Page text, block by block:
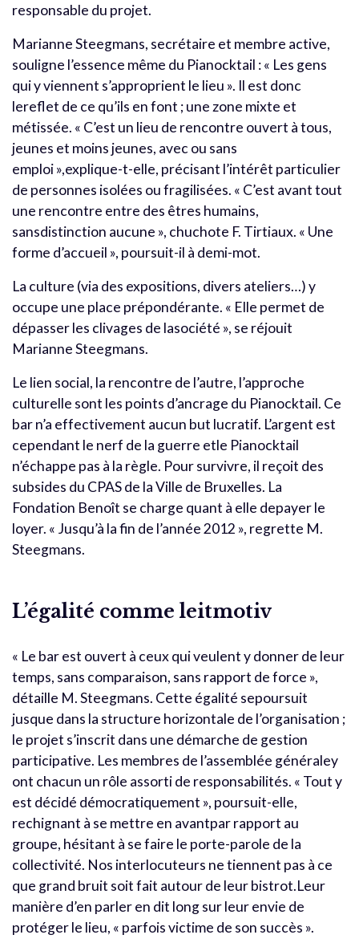
responsable du projet.
Marianne Steegmans, secrétaire et membre active,
souligne l’essence même du Pianocktail : « Les gens
qui y viennent s’approprient le lieu ». Il est donc
lereflet de ce qu’ils en font ; une zone mixte et
métissée. « C’est un lieu de rencontre ouvert à tous,
jeunes et moins jeunes, avec ou sans
emploi »,explique-t-elle, précisant l’intérêt particulier
de personnes isolées ou fragilisées. « C’est avant tout
une rencontre entre des êtres humains,
sansdistinction aucune », chuchote F. Tirtiaux. « Une
forme d’accueil », poursuit-il à demi-mot.
La culture (via des expositions, divers ateliers…) y
occupe une place prépondérante. « Elle permet de
dépasser les clivages de lasociété », se réjouit
Marianne Steegmans.
Le lien social, la rencontre de l’autre, l’approche
culturelle sont les points d’ancrage du Pianocktail. Ce
bar n’a effectivement aucun but lucratif. L’argent est
cependant le nerf de la guerre etle Pianocktail
n’échappe pas à la règle. Pour survivre, il reçoit des
subsides du CPAS de la Ville de Bruxelles. La
Fondation Benoît se charge quant à elle depayer le
loyer. « Jusqu’à la fin de l’année 2012 », regrette M.
Steegmans.
L’égalité comme leitmotiv
« Le bar est ouvert à ceux qui veulent y donner de leur
temps, sans comparaison, sans rapport de force »,
détaille M. Steegmans. Cette égalité sepoursuit
jusque dans la structure horizontale de l’organisation ;
le projet s’inscrit dans une démarche de gestion
participative. Les membres de l’assemblée généraley
ont chacun un rôle assorti de responsabilités. « Tout y
est décidé démocratiquement », poursuit-elle,
rechignant à se mettre en avantpar rapport au
groupe, hésitant à se faire le porte-parole de la
collectivité. Nos interlocuteurs ne tiennent pas à ce
que grand bruit soit fait autour de leur bistrot.Leur
manière d’en parler en dit long sur leur envie de
protéger le lieu, « parfois victime de son succès ».